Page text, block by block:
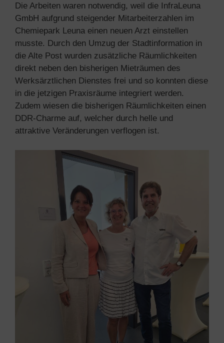
Die Arbeiten waren notwendig, weil die InfraLeuna
GmbH aufgrund steigender Mitarbeiterzahlen im
Chemiepark Leuna einen neuen Arzt einstellen
musste. Durch den Umzug der Stadtinformation in
die Alte Post wurden zusätzliche Räumlichkeiten
direkt neben den bisherigen Mieträumen des
Werksärztlichen Dienstes frei und so konnten diese
in die jetzigen Praxisräume integriert werden.
Zudem wiesen die bisherigen Räumlichkeiten einen
DDR-Charme auf, welcher durch helle und
attraktive Veränderungen verflogen ist.